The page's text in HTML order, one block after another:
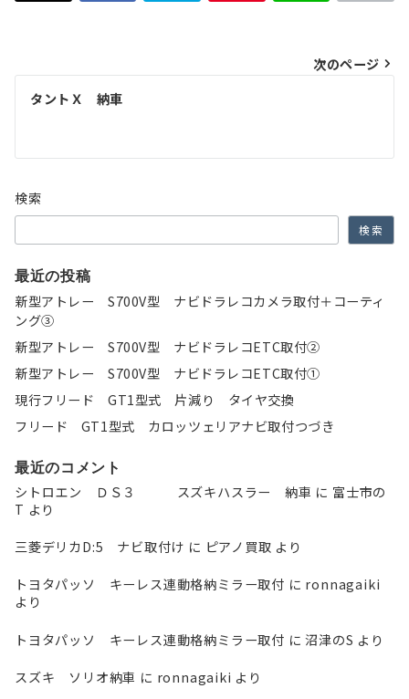
稿
ビ
ー
シ
ョ
ン
次のページ
タントＸ 納車
検索
検索
最近の投稿
新型アトレー S700V型 ナビドラレコカメラ取付＋コーティ
ング③
新型アトレー S700V型 ナビドラレコETC取付②
新型アトレー S700V型 ナビドラレコETC取付①
現行フリード GT1型式 片減り タイヤ交換
フリード GT1型式 カロッツェリアナビ取付つづき
最近のコメント
シトロエン ＤＳ３ スズキハスラー 納車 に 富士市の
T より
三菱デリカD:5 ナビ取付け に ピアノ買取 より
トヨタパッソ キーレス連動格納ミラー取付 に ronnagaiki
より
トヨタパッソ キーレス連動格納ミラー取付 に沼津のS より
スズキ ソリオ納車 に ronnagaiki より